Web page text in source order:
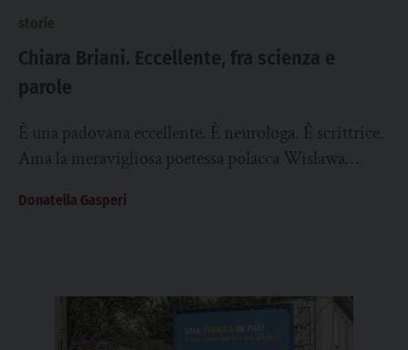
Chiara Briani. Eccellente, fra scienza e
parole
È una padovana eccellente. È neurologa. È scrittrice.
Ama la meravigliosa poetessa polacca Wislawa
sua...
Donatella Gasperi